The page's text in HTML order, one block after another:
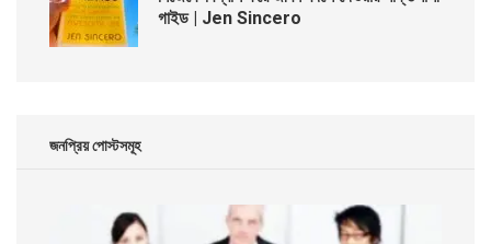
গাইড | Jen Sincero
জনপ্রিয় পোস্টসমূহ